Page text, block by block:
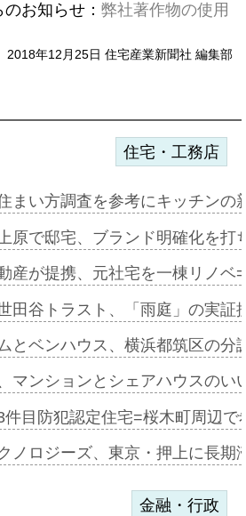
お知らせ： 弊社著作物の使用
2018年12月25日 住宅産業新聞社 編集部
住宅・工務店
まい方調査を参考にキッチン
原で邸宅、ブランド明確化を
産が提携、元社宅を一棟リノ
田谷トラスト、「雨庭」の実
とベンハウス、横浜都筑区の
マンションとシェアハウスの
件目防犯認定住宅=桜木町周辺
ノロジーズ、東京・押上に長
金融・行政